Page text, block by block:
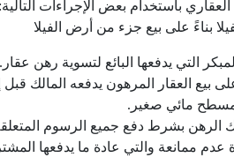
بناءً على بيع جزء من أرض الفيلا
التي يدفعها البائع لتسوية رهن عقار.
بيع العقار المرهون يدفعه المالك
مائي صغير.
الرهن بشرط دفع جميع الرسوم
ممانعة والتي عادة ما يدفعها